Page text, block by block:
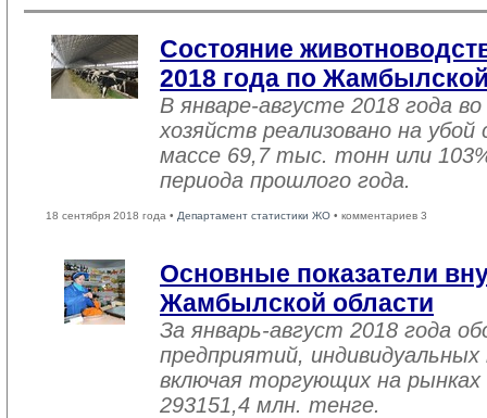
Состояние
2018 года по
В январе-августе 2018 года
хозяйств реализовано на
массе 69,7 тыс. тонн или
периода прошлого года.
18 сентября 2018 года • Департамент статистики ЖО • комментариев 3
Основные показатели
Жамбылской области
За январь-август 2018 года
предприятий,
включая торгующих на рынках
293151,4 млн. тенге.